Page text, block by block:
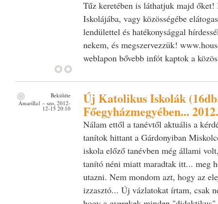
Tűz keretében is láthatjuk majd
Iskolájába, vagy közösségébe
lendülettel és hatékonysággal
nekem, és megszervezzük!
weblapon bővebb infót kaptok a
Új Katolikus Iskolák
Főegyházmegyében...
Nálam ettől a tanévtől aktuális a
tanítok hittant a Gárdonyiban
iskola előző tanévben még állami
tanító néni miatt maradtak itt... meg
utazni. Nem mondom azt, hogy az
izzasztó... Új vázlatokat írtam, csak
Beküldte
Amarilla1 – szo, 2012-
12-15 20:10